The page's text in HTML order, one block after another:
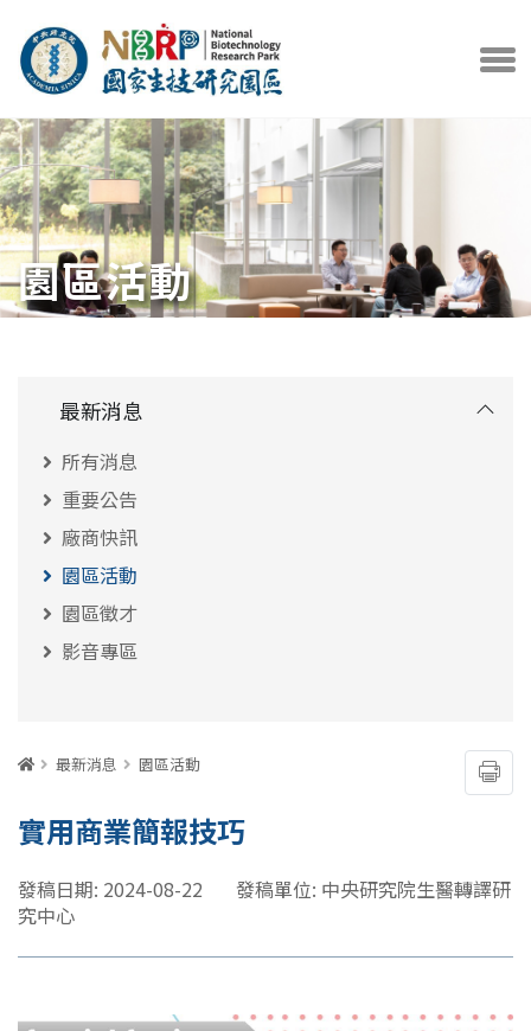
中央研究院官方網站 打開選
園區活動
最新消息
所有消息
重要公告
廠商快訊
園區活動
園區徵才
影音專區
首頁 最新消息 園區活動 友善
實用商業簡報技巧
發稿日期: 2024-08-22
發稿單位: 中央研究院生醫轉譯研
究中心